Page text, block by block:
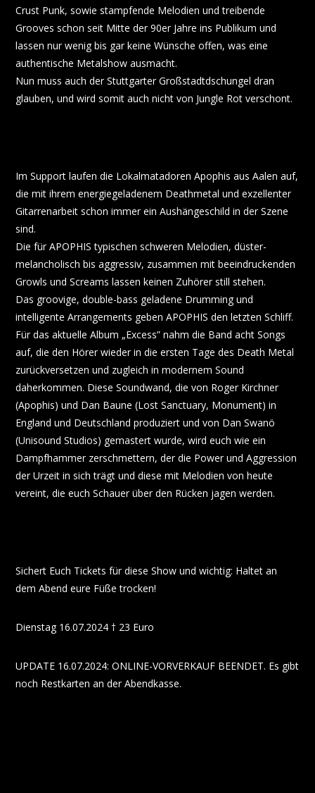
Crust Punk, sowie stampfende Melodien und treibende
Grooves schon seit Mitte der 90er Jahre ins Publikum und
lassen nur wenig bis gar keine Wünsche offen, was eine
authentische Metalshow ausmacht.
Nun muss auch der Stuttgarter Großstadtdschungel dran
glauben, und wird somit auch nicht von Jungle Rot verschont.
Im Support laufen die Lokalmatadoren Apophis aus Aalen auf,
die mit ihrem energiegeladenem Deathmetal und exzellenter
Gitarrenarbeit schon immer ein Aushängeschild in der Szene
sind.
Die für APOPHIS typischen schweren Melodien, düster-
melancholisch bis aggressiv, zusammen mit beeindruckenden
Growls und Screams lassen keinen Zuhörer still stehen.
Das groovige, double-bass geladene Drumming und
intelligente Arrangements geben APOPHIS den letzten Schliff.
Für das aktuelle Album „Excess” nahm die Band acht Songs
auf, die den Hörer wieder in die ersten Tage des Death Metal
zurückversetzen und zugleich in modernem Sound
daherkommen. Diese Soundwand, die von Roger Kirchner
(Apophis) und Dan Baune (Lost Sanctuary, Monument) in
England und Deutschland produziert und von Dan Swanö
(Unisound Studios) gemastert wurde, wird euch wie ein
Dampfhammer zerschmettern, der die Power und Aggression
der Urzeit in sich trägt und diese mit Melodien von heute
vereint, die euch Schauer über den Rücken jagen werden.
Sichert Euch Tickets für diese Show und wichtig: Haltet an
dem Abend eure Füße trocken!
Dienstag 16.07.2024 † 23 Euro
UPDATE 16.07.2024: ONLINE-VORVERKAUF BEENDET. Es gibt
noch Restkarten an der Abendkasse.